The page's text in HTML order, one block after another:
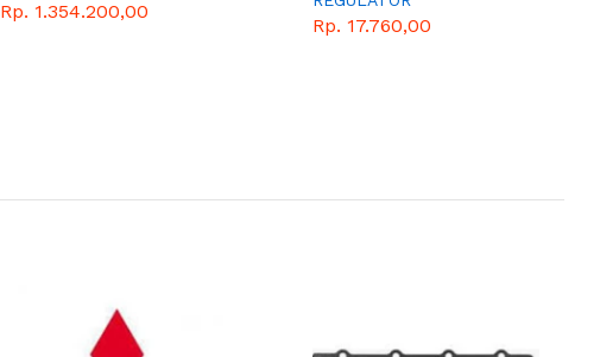
Rp. 1.354.200,00
Rp. 17.760,00